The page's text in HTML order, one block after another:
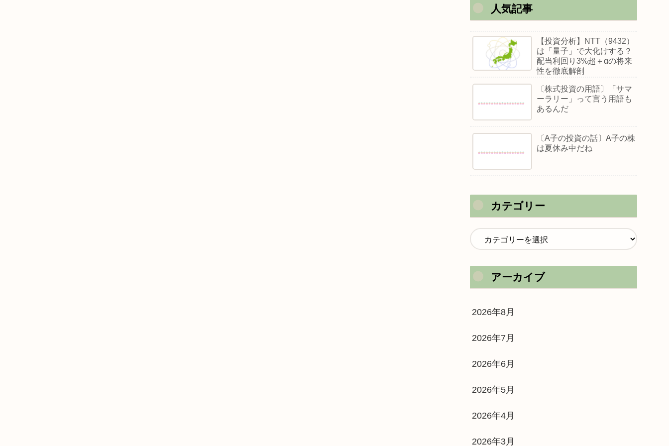
人気記事
【投資分析】NTT（9432）
は「量子」で大化けする？
配当利回り3%超＋αの将来
性を徹底解剖
〔株式投資の用語〕「サマ
ーラリー」って言う用語も
あるんだ
〔A子の投資の話〕A子の株
は夏休み中だね
カテゴリー
アーカイブ
2026年8月
2026年7月
2026年6月
2026年5月
2026年4月
2026年3月